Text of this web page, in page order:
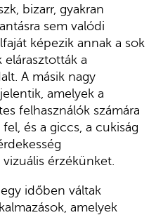
bizarr, gyakran
sem valódi
képezik annak a sok
a
A másik nagy
amelyek a
felhasználók számára
és a giccs, a cukiság
érzékünket.
időben váltak
amelyek